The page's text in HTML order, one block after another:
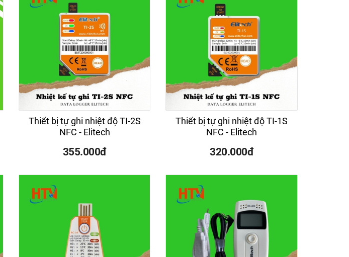
Thiết bị tự ghi nhiệt độ TI-2S
NFC - Elitech
355.000đ
Thiết bị tự ghi nhiệt độ TI-1S
NFC - Elitech
320.000đ